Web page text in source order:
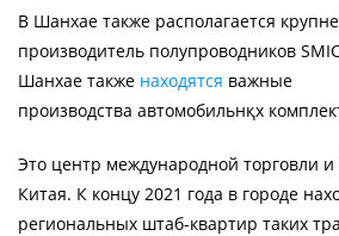
В Шанхае также располагается
производитель полупроводников
Шанхае также находятся важные
производства автомобильнқх
Это центр международной торговли и
Китая. К концу 2021 года в городе
региональных штаб-квартир таких